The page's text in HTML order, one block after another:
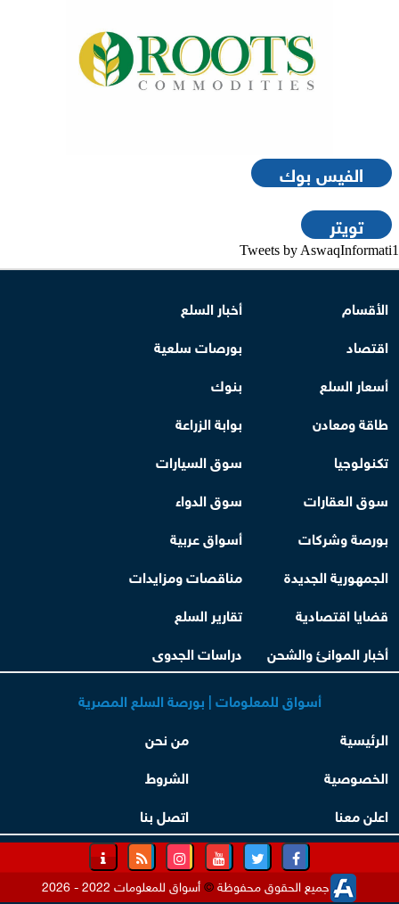
الفيس بوك
تويتر
Tweets by AswaqInformati1
الأقسام
أخبار السلع
اقتصاد
بورصات سلعية
أسعار السلع
بنوك
طاقة ومعادن
بوابة الزراعة
تكنولوجيا
سوق السيارات
سوق العقارات
سوق الدواء
بورصة وشركات
أسواق عربية
الجمهورية الجديدة
مناقصات ومزايدات
قضايا اقتصادية
تقارير السلع
أخبار الموانئ والشحن
دراسات الجدوى
أسواق للمعلومات | بورصة السلع المصرية
الرئيسية
من نحن
الخصوصية
الشروط
اعلن معنا
اتصل بنا
جميع الحقوق محفوظة©أسواق للمعلومات 2022 - 2026